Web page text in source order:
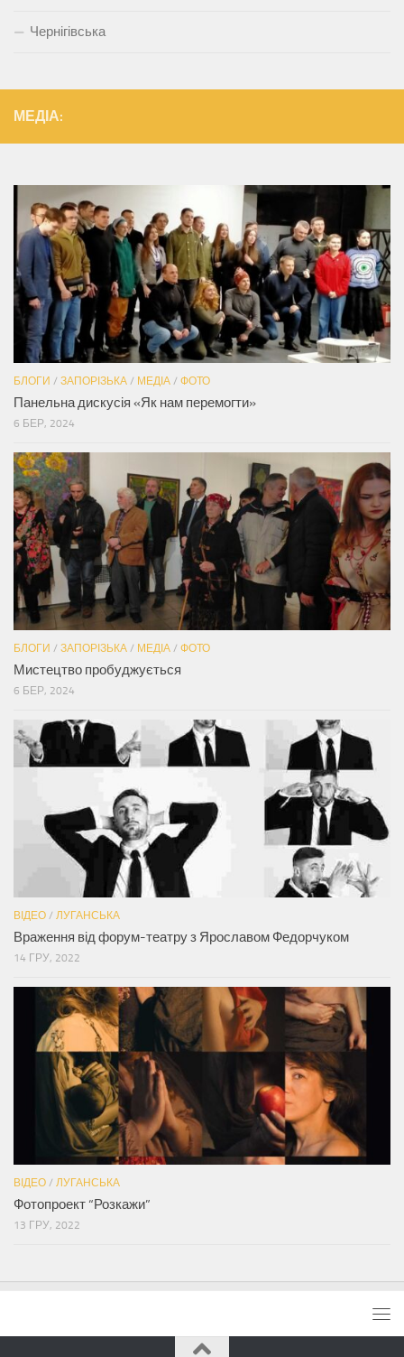
Чернігівська
МЕДІА:
БЛОГИ / ЗАПОРІЗЬКА / МЕДІА / ФОТО
Панельна дискусія «Як нам перемогти»
6 БЕР, 2024
БЛОГИ / ЗАПОРІЗЬКА / МЕДІА / ФОТО
Мистецтво пробуджується
6 БЕР, 2024
ВІДЕО / ЛУГАНСЬКА
Враження від форум-театру з Ярославом Федорчуком
14 ГРУ, 2022
ВІДЕО / ЛУГАНСЬКА
Фотопроект “Розкажи”
13 ГРУ, 2022